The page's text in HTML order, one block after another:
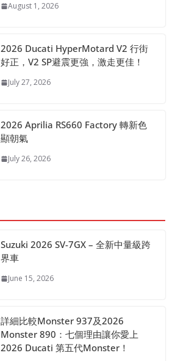
August 1, 2026
2026 Ducati HyperMotard V2 行街
好正，V2 SP避震更強，激走更佳！
July 27, 2026
2026 Aprilia RS660 Factory 轉新色
顯朝氣
July 26, 2026
Suzuki 2026 SV-7GX – 全新中量級跨
界車
June 15, 2026
詳細比較Monster 937及2026
Monster 890：七個理由讓你愛上
2026 Ducati 第五代Monster！